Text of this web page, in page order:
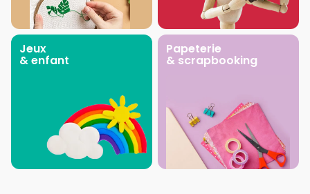
Jeux
& enfant
Papeterie
& scrapbooking